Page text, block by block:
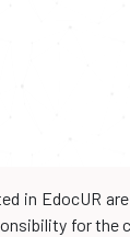
in EdocUR
for